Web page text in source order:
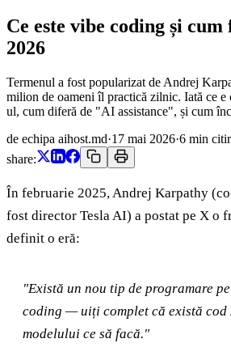
Ce este vibe coding și
2026
Termenul a fost popularizat de Andrej
milion de oameni îl practică zilnic. Iată ce e
ul, cum diferă de "AI assistance", și cum
de echipa aihost.md·17 mai 2026·6 min
share:
În februarie 2025, Andrej Karpathy
fost director Tesla AI) a postat pe X o
definit o eră:
"Există un nou tip de programare
coding — uiți complet că există
modelului ce să facă."